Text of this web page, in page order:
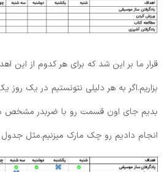
بزاریم.اگر به هر دلیلی نتونستیم در یک روز
بدیم جای اون قسمت رو با ضربدر مشخص
انجام دادیم رو چک مارک میزنیم.مثل جدول